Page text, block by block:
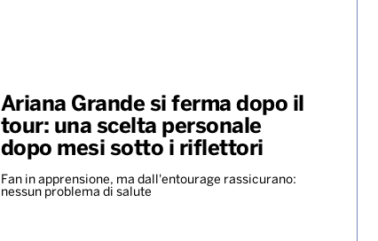
Ariana Grande si ferma dopo il
tour: una scelta personale
dopo mesi sotto i riflettori
Fan in apprensione, ma dall'entourage rassicurano:
nessun problema di salute